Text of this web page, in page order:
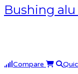
Bushing alu
Compare